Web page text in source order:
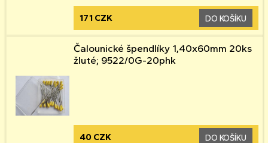
171 CZK DO KOŠÍKU
Čalounické špendlíky 1,40x60mm 20ks
žluté; 9522/0G-20phk
40 CZK DO KOŠÍKU